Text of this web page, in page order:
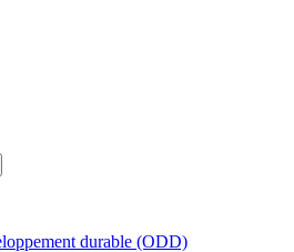
durable (ODD)